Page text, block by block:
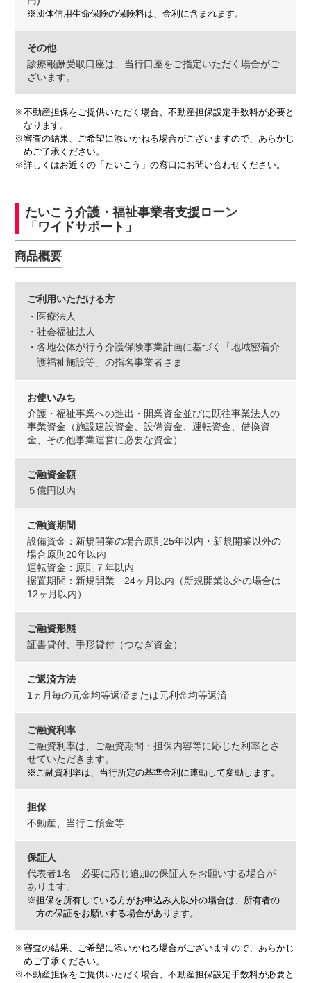
※団体信用生命保険の保険料は、金利に含まれます。
その他
診療報酬受取口座は、当行口座をご指定いただく場合がご
ざいます。
※不動産担保をご提供いただく場合、不動産担保設定手数料が必要と
なります。
※審査の結果、ご希望に添いかねる場合がございますので、あらかじ
めご了承ください。
※詳しくはお近くの「たいこう」の窓口にお問い合わせください。
たいこう介護・福祉事業者支援ローン
「ワイドサポート」
商品概要
ご利用いただける方
・医療法人
・社会福祉法人
・各地公体が行う介護保険事業計画に基づく「地域密着介
護福祉施設等」の指名事業者さま
お使いみち
介護・福祉事業への進出・開業資金並びに既往事業法人の
事業資金（施設建設資金、設備資金、運転資金、借換資
金、その他事業運営に必要な資金）
ご融資金額
５億円以内
ご融資期間
設備資金：新規開業の場合原則25年以内・新規開業以外の
場合原則20年以内
運転資金：原則７年以内
据置期間：新規開業 24ヶ月以内（新規開業以外の場合は
12ヶ月以内）
ご融資形態
証書貸付、手形貸付（つなぎ資金）
ご返済方法
1ヵ月毎の元金均等返済または元利金均等返済
ご融資利率
ご融資利率は、ご融資期間・担保内容等に応じた利率とさ
せていただきます。
※ご融資利率は、当行所定の基準金利に連動して変動します。
担保
不動産、当行ご預金等
保証人
代表者1名 必要に応じ追加の保証人をお願いする場合が
あります。
※担保を所有している方がお申込み人以外の場合は、所有者の
方の保証をお願いする場合があります。
※審査の結果、ご希望に添いかねる場合がございますので、あらかじ
めご了承ください。
※不動産担保をご提供いただく場合、不動産担保設定手数料が必要と